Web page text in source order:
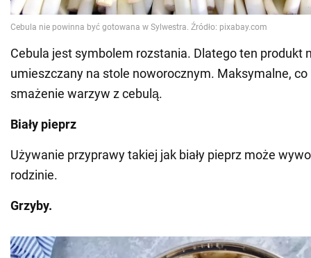
Cebula jest symbolem rozstania. Dlatego ten produkt
umieszczany na stole noworocznym. Maksymalne, co
smażenie warzyw z cebulą.
Biały pieprz
Używanie przyprawy takiej jak biały pieprz może
rodzinie.
Grzyby.